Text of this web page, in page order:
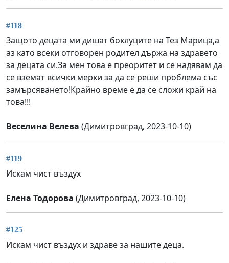
#118
Защото децата ми дишат боклуците на Тез Марица,а
аз като всеки отговорен родител държа на здравето
за децата си.За мен това е преоритет и се надявам да
се вземат всички мерки за да се реши проблема със
замърсяването!Крайно време е да се сложи край на
това!!!
Веселина Велева (Димитровград, 2023-10-10)
#119
Искам чист въздух
Елена Тодорова (Димитровград, 2023-10-10)
#125
Искам чист въздух и здраве за нашите деца.